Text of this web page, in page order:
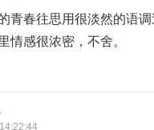
青春往思用很淡然的语
情感很浓密，不舍。